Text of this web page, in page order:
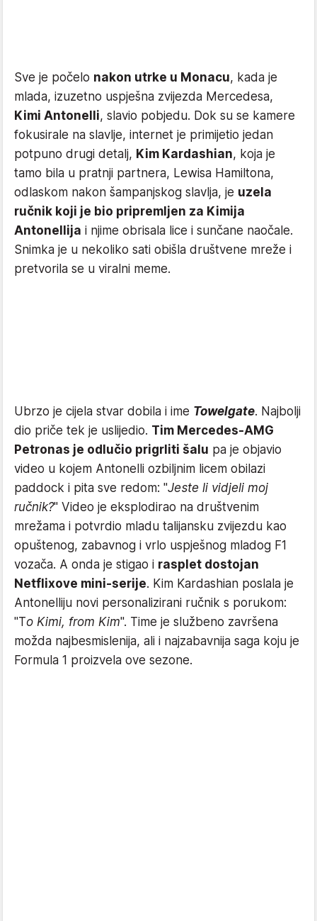
Sve je počelo nakon utrke u Monacu, kada je
mlada, izuzetno uspješna zvijezda Mercedesa,
Kimi Antonelli, slavio pobjedu. Dok su se kamere
fokusirale na slavlje, internet je primijetio jedan
potpuno drugi detalj, Kim Kardashian, koja je
tamo bila u pratnji partnera, Lewisa Hamiltona,
odlaskom nakon šampanjskog slavlja, je uzela
ručnik koji je bio pripremljen za Kimija
Antonellija i njime obrisala lice i sunčane naočale.
Snimka je u nekoliko sati obišla društvene mreže i
pretvorila se u viralni meme.
Ubrzo je cijela stvar dobila i ime Towelgate. Najbolji
dio priče tek je uslijedio. Tim Mercedes-AMG
Petronas je odlučio prigrliti šalu pa je objavio
video u kojem Antonelli ozbiljnim licem obilazi
paddock i pita sve redom: "Jeste li vidjeli moj
ručnik?" Video je eksplodirao na društvenim
mrežama i potvrdio mladu talijansku zvijezdu kao
opuštenog, zabavnog i vrlo uspješnog mladog F1
vozača. A onda je stigao i rasplet dostojan
Netflixove mini-serije. Kim Kardashian poslala je
Antonelliju novi personalizirani ručnik s porukom:
"To Kimi, from Kim". Time je službeno završena
možda najbesmislenija, ali i najzabavnija saga koju je
Formula 1 proizvela ove sezone.